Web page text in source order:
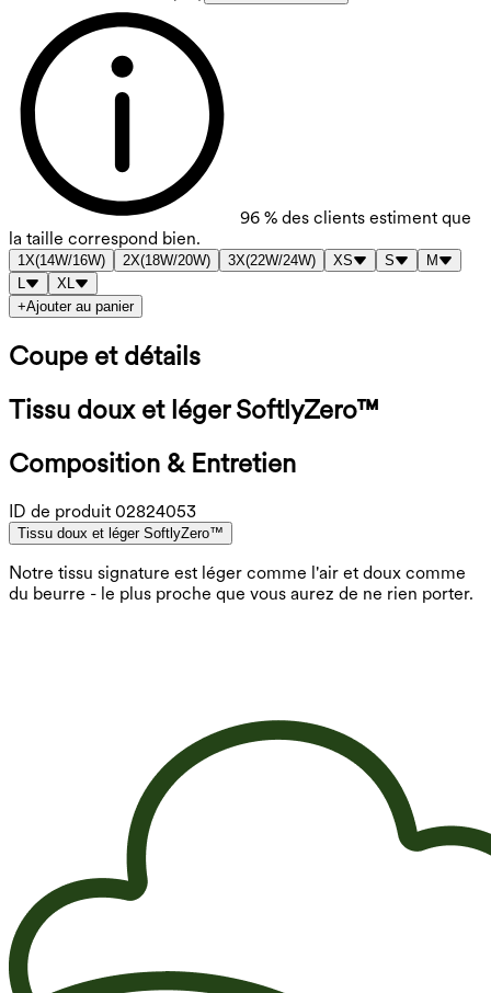
96 % des clients estiment que
la taille correspond bien.
1X(14W/16W) 2X(18W/20W) 3X(22W/24W) XS S
M
L
XL
+Ajouter au panier
Coupe et détails
Tissu doux et léger SoftlyZero™
Composition & Entretien
ID de produit 02824053
Tissu doux et léger SoftlyZero™
Notre tissu signature est léger comme l'air et doux comme
du beurre - le plus proche que vous aurez de ne rien porter.